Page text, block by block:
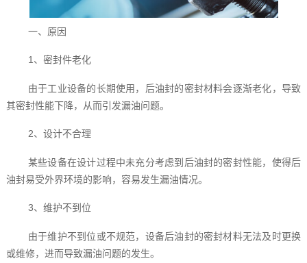
一、原因
1、密封件老化
由于工业设备的长期使用，后油封的密封材料会逐渐老化，导致
其密封性能下降，从而引发漏油问题。
2、设计不合理
某些设备在设计过程中未充分考虑到后油封的密封性能，使得后
油封易受外界环境的影响，容易发生漏油情况。
3、维护不到位
由于维护不到位或不规范，设备后油封的密封材料无法及时更换
或维修，进而导致漏油问题的发生。